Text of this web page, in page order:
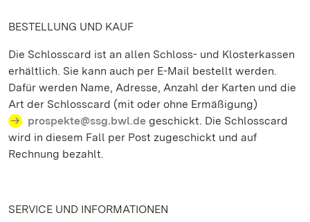
BESTELLUNG UND KAUF
Die Schlosscard ist an allen Schloss- und Klosterkassen
erhältlich. Sie kann auch per E-Mail bestellt werden.
Dafür werden Name, Adresse, Anzahl der Karten und die
Art der Schlosscard (mit oder ohne Ermäßigung)
prospekte@ssg.bwl.de geschickt. Die Schlosscard
wird in diesem Fall per Post zugeschickt und auf
Rechnung bezahlt.
SERVICE UND INFORMATIONEN